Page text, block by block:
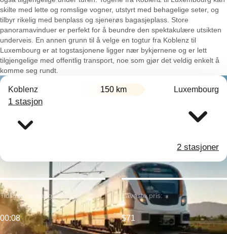
skilte med lette og romslige vogner, utstyrt med behagelige seter, og
tilbyr rikelig med benplass og sjenerøs bagasjeplass. Store
panoramavinduer er perfekt for å beundre den spektakulære utsikten
underveis. En annen grunn til å velge en togtur fra Koblenz til
Luxembourg er at togstasjonene ligger nær bykjernene og er lett
tilgjengelige med offentlig transport, noe som gjør det veldig enkelt å
komme seg rundt.
Koblenz 150 km Luxembourg
1 stasjon
2 stasjoner
Tidligste avgang:
00:08
Laveste pris:
$71